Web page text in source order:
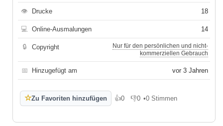
👁 Drucke 18
💻 Online-Ausmalungen 14
🔒 Copyright
Nur für den persönlichen und nicht-
kommerziellen Gebrauch
📅 Hinzugefügt am vor 3 Jahren
☆Zu Favoriten hinzufügen 👍0
Gefällt mir
👎0
Gefällt mir nicht
•0 Stimmen